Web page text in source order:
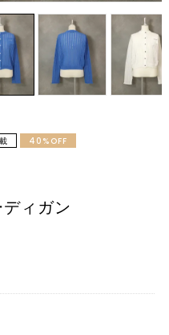
40%OFF
ィガン